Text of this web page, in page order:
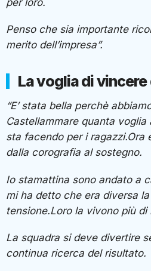
Penso che sia importante
merito dell’impresa”.
La voglia di
“E’ stata bella perchè
Castellammare quanta
sta facendo per i ragazzi.Ora
dalla corografia al sostegno.
Io stamattina sono andato a
mi ha detto che era diversa
tensione.Loro la vivono più
La squadra si deve divertire
continua ricerca del risultato.